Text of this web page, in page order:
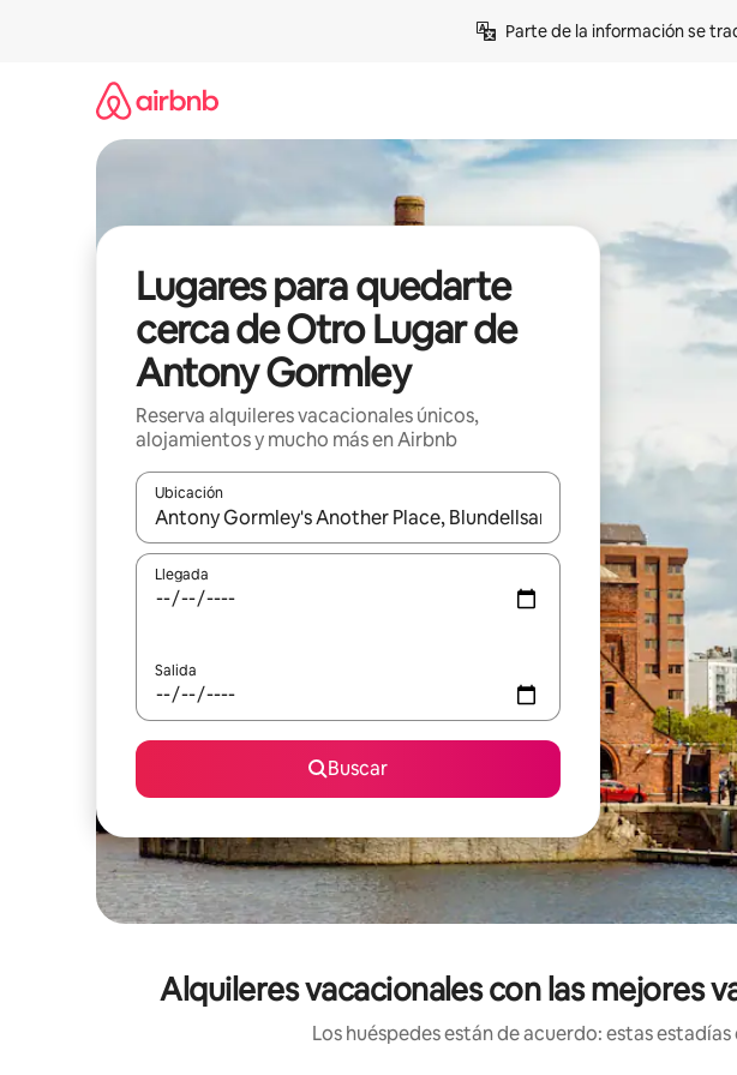
Parte de la información se
Lugares para quedarte
cerca de Otro Lugar de
Antony Gormley
Reserva alquileres vacacionales únicos,
alojamientos y mucho más en Airbnb
Ubicación
Cuando los resultados estén disponibles, navega con las teclas de flecha
Llegada
Salida
Buscar
Alquileres vacacionales con las mejores
Los huéspedes están de acuerdo: estas